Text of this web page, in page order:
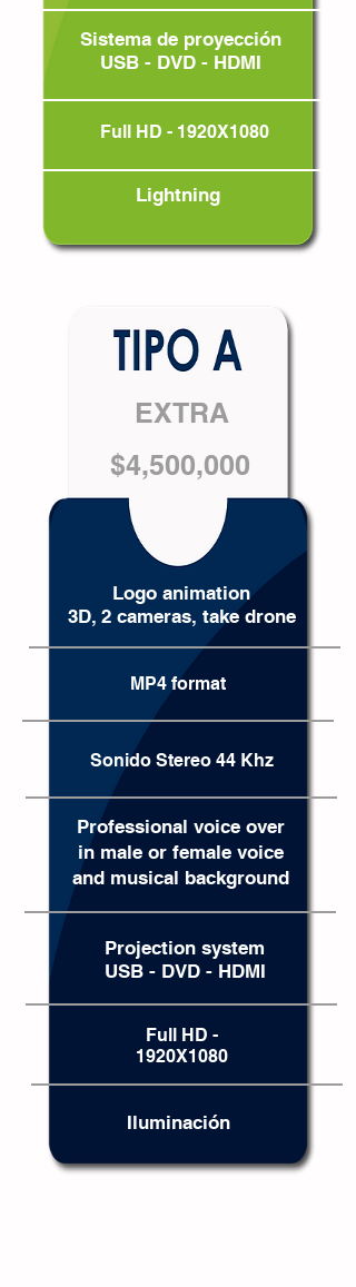
EXTRA
$4,500,000
Logo animation
3D, 2 cameras, take drone
MP4 format
Professional voice over
in male or female voice
and musical background
Sonido Stereo 44 Khz
Sistema de proyección
USB - DVD - HDMI
Projection system
USB - DVD - HDMI
Full HD - 1920X1080
Full HD -
1920X1080
Lightning
Iluminación